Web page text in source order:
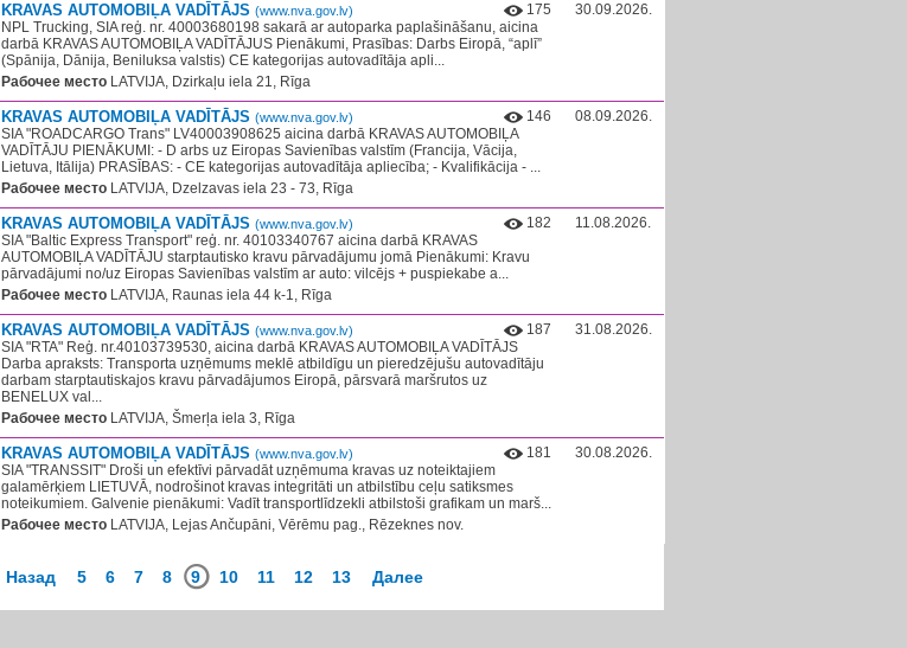
KRAVAS AUTOMOBIĻA VADĪTĀJS (www.nva.gov.lv)
175
NPL Trucking, SIA​ reģ. nr. 40003680198 sakarā ar autoparka paplašināšanu, aicina
darbā KRAVAS AUTOMOBIĻA VADĪTĀJUS Pienākumi, Prasības: Darbs Eiropā, “aplī”
(Spānija, Dānija, Beniluksa valstis) CE kategorijas autovadītāja apli...
Рабочее место LATVIJA, Dzirkaļu iela 21, Rīga
30.09.2026.
KRAVAS AUTOMOBIĻA VADĪTĀJS (www.nva.gov.lv)
146
SIA "ROADCARGO Trans" LV40003908625 aicina darbā KRAVAS AUTOMOBIĻA
VADĪTĀJU PIENĀKUMI: - D arbs uz Eiropas Savienības valstīm (Francija, Vācija,
Lietuva, Itālija) PRASĪBAS: - CE kategorijas autovadītāja apliecība; - Kvalifikācija - ...
Рабочее место LATVIJA, Dzelzavas iela 23 - 73, Rīga
08.09.2026.
KRAVAS AUTOMOBIĻA VADĪTĀJS (www.nva.gov.lv)
182
SIA "Baltic Express Transport" reģ. nr. 40103340767 aicina darbā KRAVAS
AUTOMOBIĻA VADĪTĀJU starptautisko kravu pārvadājumu jomā Pienākumi: Kravu
pārvadājumi no/uz Eiropas Savienības valstīm ar auto: vilcējs + puspiekabe a...
Рабочее место LATVIJA, Raunas iela 44 k-1, Rīga
11.08.2026.
KRAVAS AUTOMOBIĻA VADĪTĀJS (www.nva.gov.lv)
187
SIA "RTA" Reģ. nr.40103739530, aicina darbā KRAVAS AUTOMOBIĻA VADĪTĀJS
Darba apraksts: Transporta uzņēmums meklē atbildīgu un pieredzējušu autovadītāju
darbam starptautiskajos kravu pārvadājumos Eiropā, pārsvarā maršrutos uz
BENELUX val...
Рабочее место LATVIJA, Šmerļa iela 3, Rīga
31.08.2026.
KRAVAS AUTOMOBIĻA VADĪTĀJS (www.nva.gov.lv)
181
SIA "TRANSSIT" Droši un efektīvi pārvadāt uzņēmuma kravas uz noteiktajiem
galamērķiem LIETUVĀ, nodrošinot kravas integritāti un atbilstību ceļu satiksmes
noteikumiem. Galvenie pienākumi: Vadīt transportlīdzekli atbilstoši grafikam un marš...
Рабочее место LATVIJA, Lejas Ančupāni, Vērēmu pag., Rēzeknes nov.
30.08.2026.
Назад 5 6 7 8 9 10 11 12 13 Далее